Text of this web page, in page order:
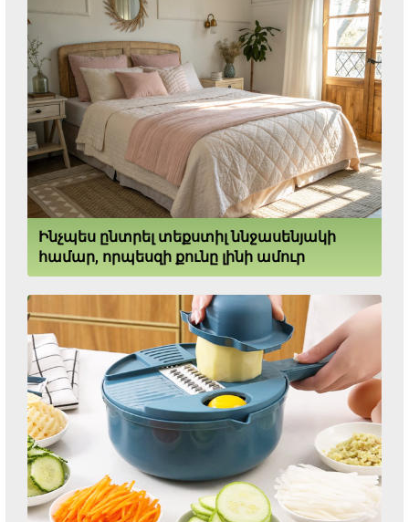
Ինչպես ընտրել տեքստիլ ննջասենյակի
համար, որպեսզի քունը լինի ամուր